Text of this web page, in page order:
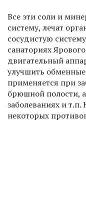
Все эти соли и
систему, лечат
сосудистую
санаториях
двигательный
улучшить
применяется при
брюшной полости,
заболеваниях и
некоторых